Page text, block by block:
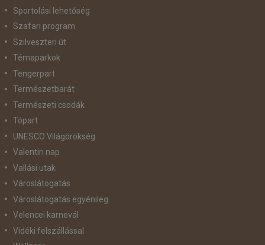
Sportolási lehetőség
Szafari program
Szilveszteri út
Témaparkok
Tengerpart
Természetbarát
Természeti csodák
Tópart
UNESCO Világörökség
Valentin nap
Vallási utak
Városlátogatás
Városlátogatás egyénileg
Velencei karnevál
Vidéki felszállással